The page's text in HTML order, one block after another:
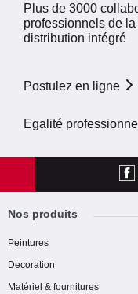
Plus de 3000
professionnels de
distribution intégré
Postulez en ligne
Egalité
Nos produits
Peintures
Decoration
Matériel & fournitures